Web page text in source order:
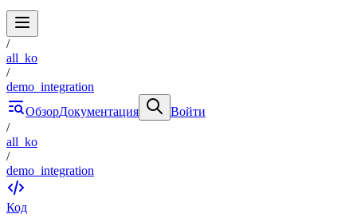
/
all_ko
/
demo_integration
ОбзорДокументация
Войти
/
all_ko
/
demo_integration
Код